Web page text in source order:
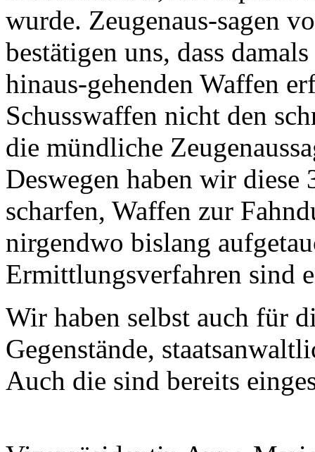
wurde. Zeugenaus-sagen
bestätigen uns, dass
hinaus-gehenden Waffen
Schusswaffen nicht den
die mündliche
Deswegen haben wir diese
scharfen, Waffen zur
nirgendwo bislang
Ermittlungsverfahren sind
Wir haben selbst auch für
Gegenstände,
Auch die sind bereits